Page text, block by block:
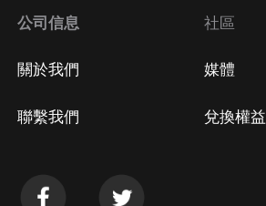
公司信息
關於我們
聯繫我們
社區
媒體
兌換權益